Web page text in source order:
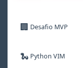
🏢 Desafio MVP
🐍 Python VIM